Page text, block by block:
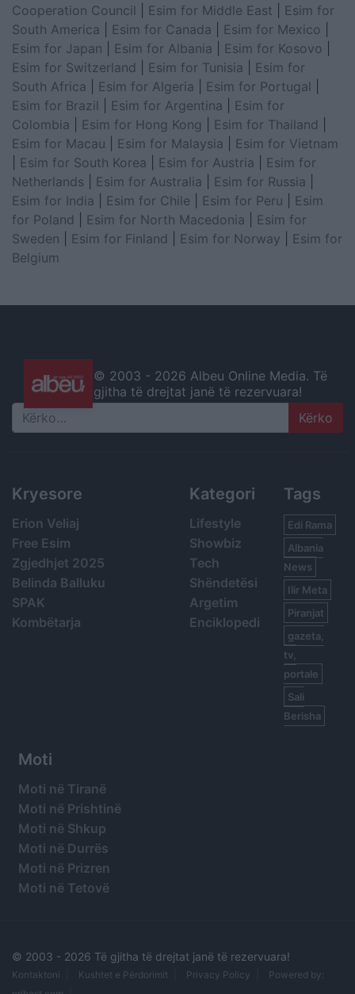
Cooperation Council
Esim for Middle East
Esim for
South America
Esim for Canada Esim for Mexico
Esim for Japan
Esim for Albania Esim for Kosovo
Esim for Switzerland
Esim for Tunisia
Esim for
South Africa
Esim for Algeria Esim for Portugal
Esim for Brazil
Esim for Argentina
Esim for
Colombia
Esim for Hong Kong Esim for Thailand
Esim for Macau
Esim for Malaysia
Esim for Vietnam
Esim for South Korea Esim for Austria
Esim for
Netherlands
Esim for Australia Esim for Russia
Esim for India
Esim for Chile Esim for Peru
Esim
for Poland
Esim for North Macedonia
Esim for
Sweden
Esim for Finland Esim for Norway
Esim for
Belgium
© 2003 - 2026 Albeu Online Media. Të
gjitha të drejtat janë të rezervuara!
Search
Kryesore
Erion Veliaj
Free Esim
Zgjedhjet 2025
Belinda Balluku
SPAK
Kombëtarja
Kategori
Lifestyle
Showbiz
Tech
Shëndetësi
Argetim
Enciklopedi
Tags
Edi Rama
Albania
News
Ilir Meta
Piranjat
gazeta,
tv,
portale
Sali
Berisha
Moti
Moti në Tiranë
Moti në Prishtinë
Moti në Shkup
Moti në Durrës
Moti në Prizren
Moti në Tetovë
© 2003 - 2026 Të gjitha të drejtat janë të rezervuara!
Kontaktoni Kushtet e Përdorimit Privacy Policy
Powered by: